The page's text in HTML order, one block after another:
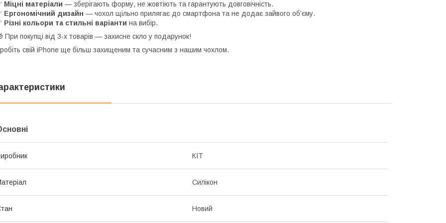
Міцні матеріали — зберігають форму, не жовтіють та гарантують довговічність.
Ергономічний дизайн — чохол щільно прилягає до смартфона та не додає зайвого об’єму.
Різні кольори та стильні варіанти на вибір.
При покупці від 3-х товарів — захисне скло у подарунок!
свій iPhone ще більш захищеним та сучасним з нашим чохлом.
КІТ
Силікон
Новий